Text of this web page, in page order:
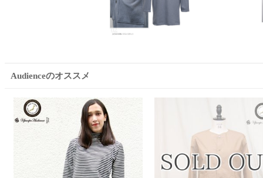
Audienceのオススメ